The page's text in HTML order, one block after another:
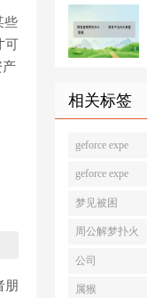
些
可
产
朋
相关标签
geforce expe
geforce expe
梦见被困
周公解梦扑火
公司
属猴